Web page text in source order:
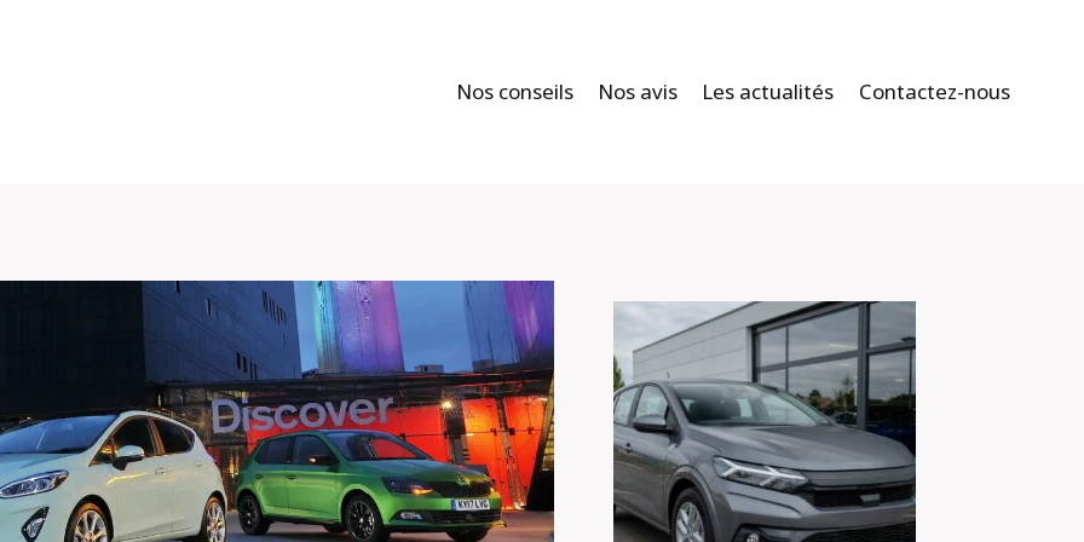
Nos conseils Nos avis Les actualités Contactez-nous